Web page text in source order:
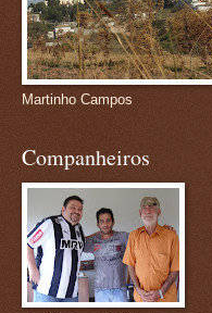
Martinho Campos
Companheiros